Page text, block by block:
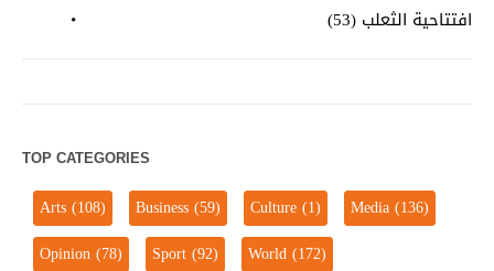
افتتاحية الثعلب (53)
TOP CATEGORIES
Arts(108) Business(59) Culture(1) Media(136)
Opinion(78) Sport(92) World(172)